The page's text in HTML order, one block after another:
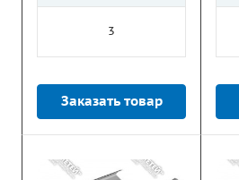
3
Заказать товар